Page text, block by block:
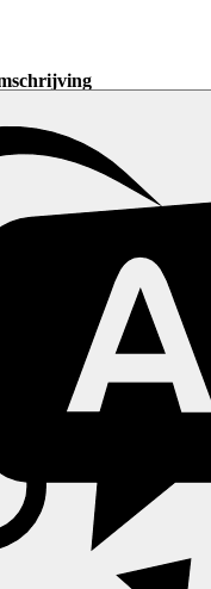
printkosten, PR